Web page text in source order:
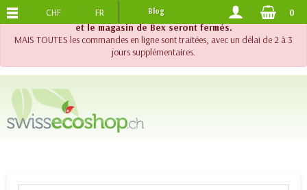
!! Important !! Jusqu'au 20 août 2026, le support téléphonique
et le magasin de Bex seront fermés.
MAIS TOUTES les commandes en ligne sont traitées, avec un délai de 2 à 3
jours supplémentaires.
PORTS OFFERTS DES 120.-
CHF FR Blog 0